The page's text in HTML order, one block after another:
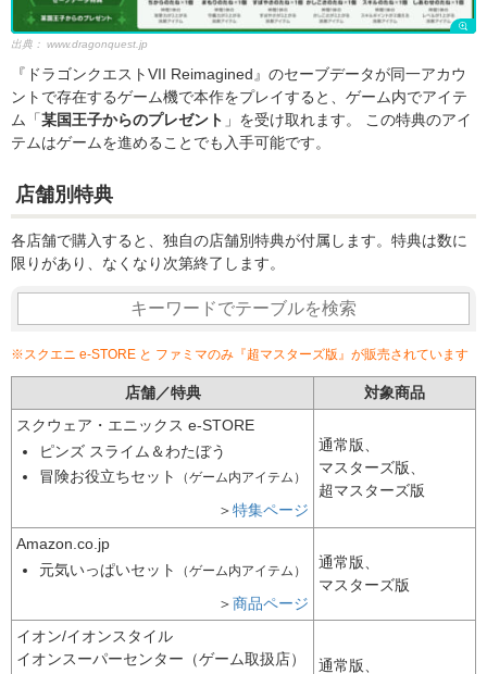
出典： www.dragonquest.jp
『ドラゴンクエストVII Reimagined』のセーブデータが同一アカウ
ントで存在するゲーム機で本作をプレイすると、ゲーム内でアイテ
ム「某国王子からのプレゼント 」を受け取れます。 この特典のアイ
テムはゲームを進めることでも入手可能です。
店舗別特典
各店舗で購入すると、独自の店舗別特典が付属します。特典は数に
限りがあり、なくなり次第終了します。
※スクエニ e-STORE と ファミマのみ『超マスターズ版』が販売されています
店舗／特典
対象商品
スクウェア・エニックス e-STORE
ピンズ スライム＆わたぼう
冒険お役立ちセット
（ゲーム内アイテム）
＞特集ページ
通常版、
マスターズ版、
超マスターズ版
Amazon.co.jp
元気いっぱいセット
（ゲーム内アイテム）
＞商品ページ
通常版、
マスターズ版
イオン/イオンスタイル
イオンスーパーセンター（ゲーム取扱店）
通常版、